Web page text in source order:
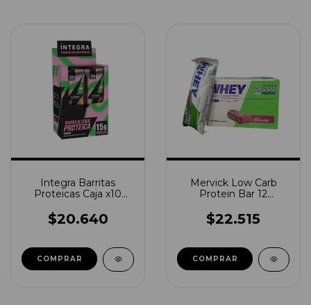
Integra Barritas
Proteicas Caja x10
$20.640
COMPRAR
Mervick Low Carb
Protein Bar 12
$22.515
COMPRAR